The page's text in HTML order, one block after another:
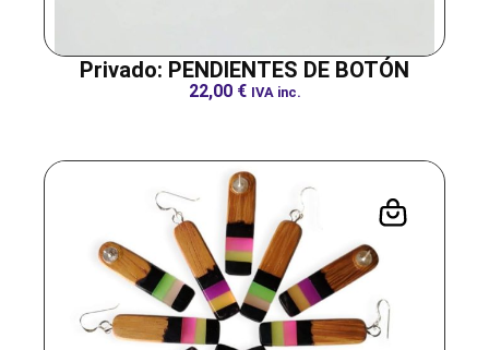
Privado: PENDIENTES DE BOTÓN
22,00 € IVA inc.